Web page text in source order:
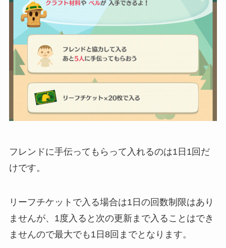
フレンドに手伝ってもらって入れるのは1日1回だ
けです。
リーフチケットで入る場合は1日の回数制限はあり
ませんが、1度入ると次の更新まで入ることはでき
ませんので最大でも1日8回までとなります。